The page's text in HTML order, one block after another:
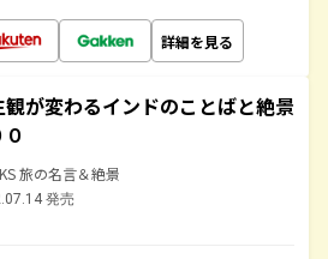
詳細を見る
観が変わるインドのことばと絶景
旅の名言＆絶景
発売